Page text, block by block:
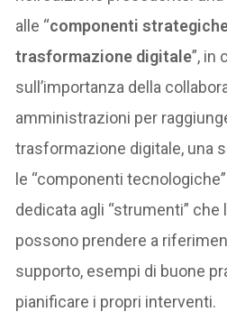
alle “componenti
trasformazione digitale”, in
sull’importanza della
amministrazioni per
trasformazione digitale, una
le “componenti
dedicata agli “strumenti”
possono prendere a
supporto, esempi di buone
pianificare i propri interventi.